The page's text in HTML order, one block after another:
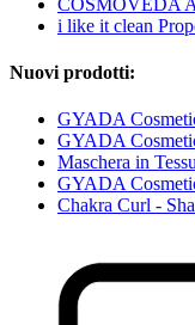
i like it clean
Nuovi prodotti:
GYADA
GYADA
Maschera in
GYADA
Chakra Curl -